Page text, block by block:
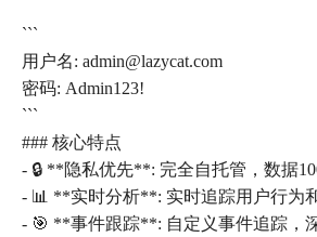
```
用户名: admin@lazycat.com
密码: Admin123!
```
### 核心特点
- 🔒 **隐私优先**: 完全自托管，数据
- 📊 **实时分析**: 实时追踪用户行为
- 🎯 **事件跟踪**: 自定义事件追踪，